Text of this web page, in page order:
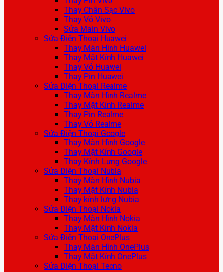
Thay Chân Sạc Vivo
Thay Vỏ Vivo
Sửa Main Vivo
Sửa Điện Thoại Huawei
Thay Màn Hình Huawei
Thay Mặt Kính Huawei
Thay Vỏ Huawei
Thay Pin Huawei
Sửa Điện Thoại Realme
Thay Màn Hình Realme
Thay Mặt Kính Realme
Thay Pin Realme
Thay Vỏ Realme
Sửa Điện Thoại Google
Thay Màn Hình Google
Thay Mặt Kính Google
Thay Kính Lưng Google
Sửa Điện Thoại Nubia
Thay Màn Hình Nubia
Thay Mặt Kính Nubia
Thay kính lưng Nubia
Sửa Điện Thoại Nokia
Thay Màn Hình Nokia
Thay Mặt Kính Nokia
Sửa Điện Thoại OnePlus
Thay Màn Hình OnePlus
Thay Mặt Kính OnePlus
Sửa Điện Thoại Tecno